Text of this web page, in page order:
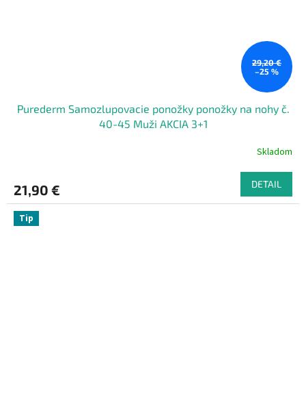
29,20 €
–25 %
Purederm Samozlupovacie ponožky ponožky na nohy č.
40-45 Muži AKCIA 3+1
Skladom
21,90 € DETAIL
Tip